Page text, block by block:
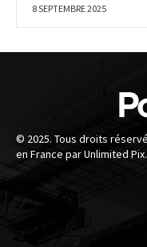
8 SEPTEMBRE 2025
© 2025. Tous droits
en France par Unlimited Pix.